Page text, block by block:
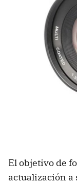
El objetivo de
actualización a